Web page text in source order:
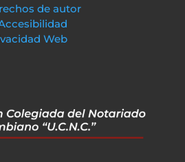
de autor
Web